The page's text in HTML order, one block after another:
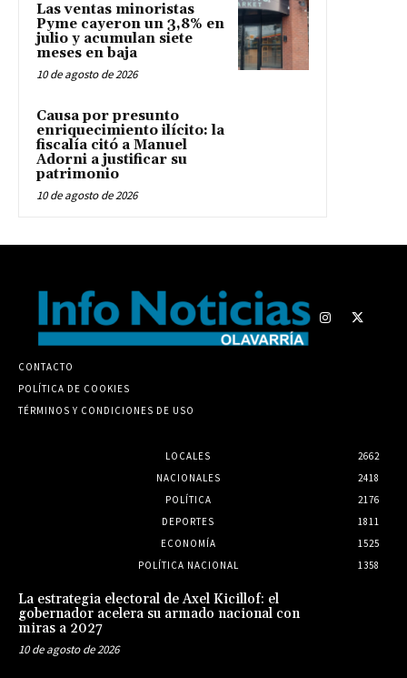
Las ventas minoristas
Pyme cayeron un 3,8% en
julio y acumulan siete
meses en baja
10 de agosto de 2026
Causa por presunto
enriquecimiento ilícito: la
fiscalía citó a Manuel
Adorni a justificar su
patrimonio
10 de agosto de 2026
CONTACTO
POLÍTICA DE COOKIES
TÉRMINOS Y CONDICIONES DE USO
LOCALES
2662
NACIONALES
2418
POLÍTICA
2176
DEPORTES
1811
ECONOMÍA
1525
POLÍTICA NACIONAL
1358
La estrategia electoral de Axel Kicillof: el
gobernador acelera su armado nacional con
miras a 2027
10 de agosto de 2026